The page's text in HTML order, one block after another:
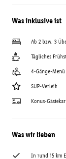
Was inklusive ist
Ab 2 bzw. 3
Tägliches
4-Gänge-Menü
SUP-Verleih
Konus-
Was wir lieben
In rund 15 km